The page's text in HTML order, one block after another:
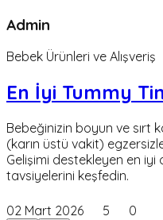
Admin
Bebek Ürünleri ve Alışveriş
En İyi Tummy
Bebeğinizin boyun ve sırt
(karın üstü vakit)
Gelişimi destekleyen en iyi
tavsiyelerini keşfedin.
02 Mart 2026 5 0